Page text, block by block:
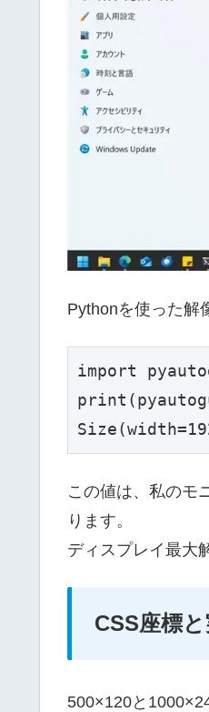
Pythonを使った解
import
この値は、私のモ
ります。
ディスプレイ最大
CSS座標
500×120と